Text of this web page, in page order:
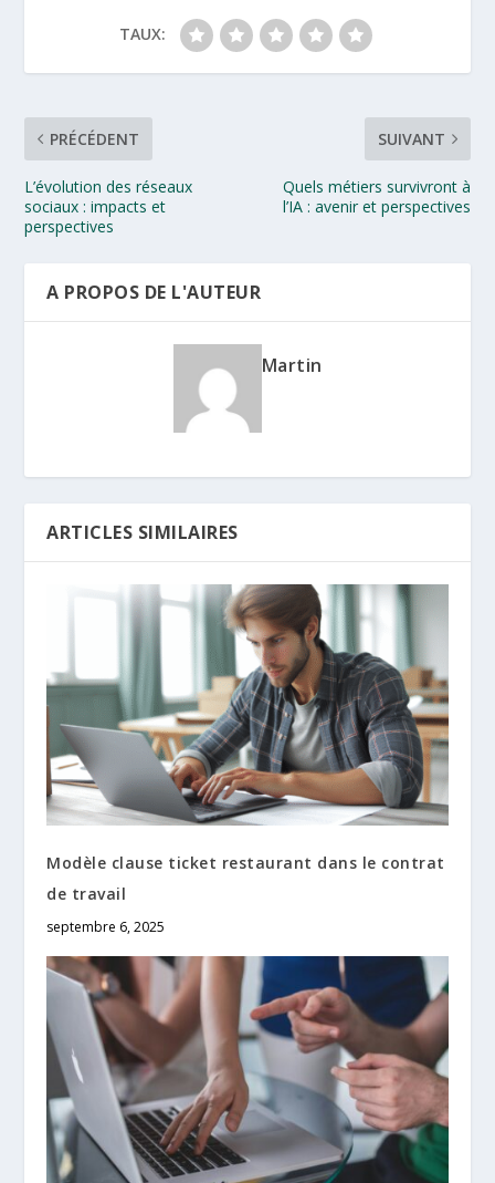
TAUX:
PRÉCÉDENT
L’évolution des réseaux
sociaux : impacts et
perspectives
SUIVANT
Quels métiers survivront à
l’IA : avenir et perspectives
A PROPOS DE L'AUTEUR
Martin
ARTICLES SIMILAIRES
Modèle clause ticket restaurant dans le contrat
de travail
septembre 6, 2025